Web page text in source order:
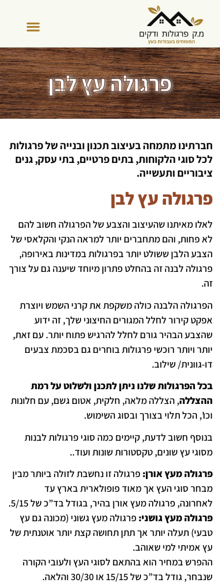
פרגולה עץ לבן
חברתינו מתמחה בעיצוב תכנון ובנייה של פרגולות
לכל סוגי הלקוחות, בתים פרטיים, בתי עסק, גנים
ציבוריים ותעשייה.
פרגולה עץ לבן
לאלו מאיתנו שהעיצוב והצבע של הפרגולה חשוב להם
לא פחות, והם מתחברים יותר למראה הנקי והקלאסי של
הצבע הלבן ששולט יותר בפרגולות במדינות באירופה,
פרגולה לבנה זה בהחלט פתרון מיוחד שיענה גם על צורך
זה.
הפרגולה הלבנה כולה משקפת את קרני השמש ויוצרת
אפקט קירור לחלל המגורים החיצוני שלך, זה ידוע
שהצבע הבהיר גורם לחלל להרגיש פתוח יותר. עם זאת,
יותר ויותר רוכשי פרגולות בוחרים גם בסכמת צבעים
דו-גוונית/ שילוב.
בכל הפרגולות שלנו ניתן לתכנן ולשלוט על רמת
ההצללה, הצללה מלאה, חלקית, אטום גשם, עם חלונות
וכו’, הכל תלוי בצורך ובסוג השימוש.
בנוסף חשוב לדעת, קיימים כמה סוגי פרגולות לבנות
מסוגי עץ שונים, טקסטורות שונות ועוד..
פרגולה מעץ אורן: פרגולה זו נחשבת לזולה ביותר מבין
מבחר סוגי העץ אך מאוד פופולארית בארץ עד
לאחרונה, פרגולה מעץ אורן בהיר, בגודל בד”כ של 5/15.
פרגולה מעץ גושני: פרגולה מעץ גשוני (מכונה גם עץ
טבעי) תעלה יותר אך תתן תחושה קצת יותר אוטנתית של
עץ אמיתי למי שאוהב.
ההפרש במחיר הוא בהתאם לסוגי העץ ולעובי הקורה
שנבחר, גודל בד”כ של 15/15 או 30/30 והלאה.